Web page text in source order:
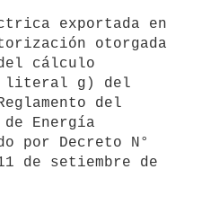
otorgada
cálculo
literal g) del
del
de Energía
por Decreto N°
de setiembre de